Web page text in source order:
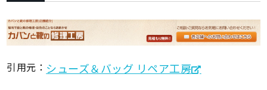
引用元： シューズ＆バッグ リペア工房